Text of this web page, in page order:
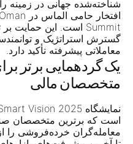
افتخار حامی الماس در
Summit
گسترش استراتژیک و
معاملاتی پیشرفته تأکید دارد.
یک گردهمایی برتر
متخصصان مالی
نمایشگاه Smart Vision 2025 یک رویداد
است که برترین متخصصان
معامله‌گران خرده‌فروشی را